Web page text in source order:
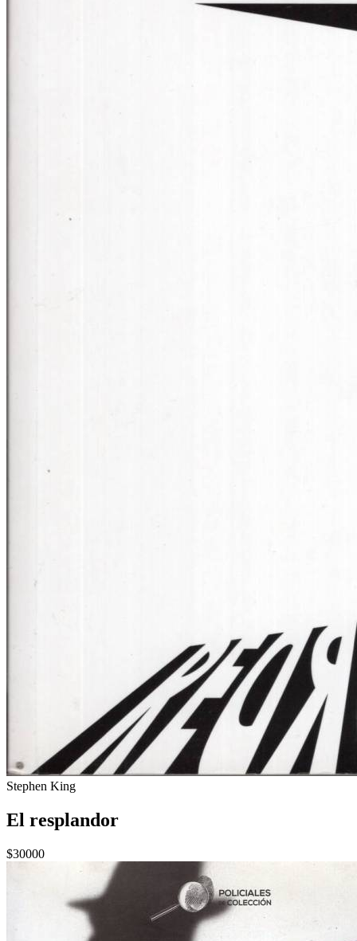
Stephen King
El resplandor
$30000